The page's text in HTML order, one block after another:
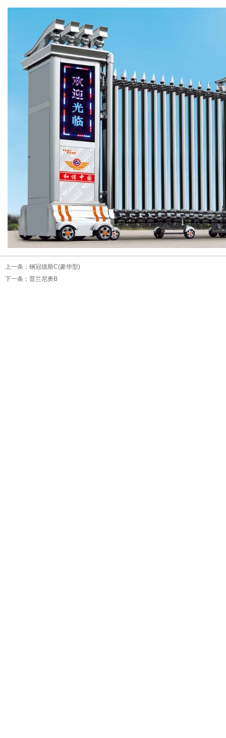
上一条： 钢冠德斯C(豪华型)
下一条： 普兰尼奥B